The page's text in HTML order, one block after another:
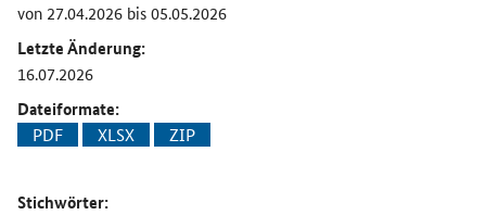
von 27.04.2026 bis 05.05.2026
Letzte Änderung:
16.07.2026
Dateiformate:
PDF XLSX ZIP
Stichwörter: